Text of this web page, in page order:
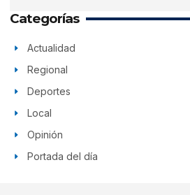
Categorías
Actualidad
Regional
Deportes
Local
Opinión
Portada del día